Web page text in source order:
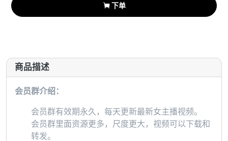
下单
商品描述
会员群介绍：
会员群有效期永久，每天更新最新女主播视频。
会员群里面资源更多，尺度更大，视频可以下载和
转发。